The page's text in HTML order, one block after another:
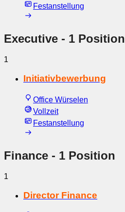
Festanstellung
Executive - 1 Position
1
Initiativbewerbung
Office Würselen
Vollzeit
Festanstellung
Finance - 1 Position
1
Director Finance